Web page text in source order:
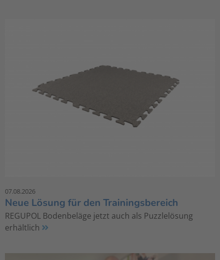
07.08.2026
Neue Lösung für den Trainingsbereich
REGUPOL Bodenbeläge jetzt auch als Puzzlelösung
erhältlich